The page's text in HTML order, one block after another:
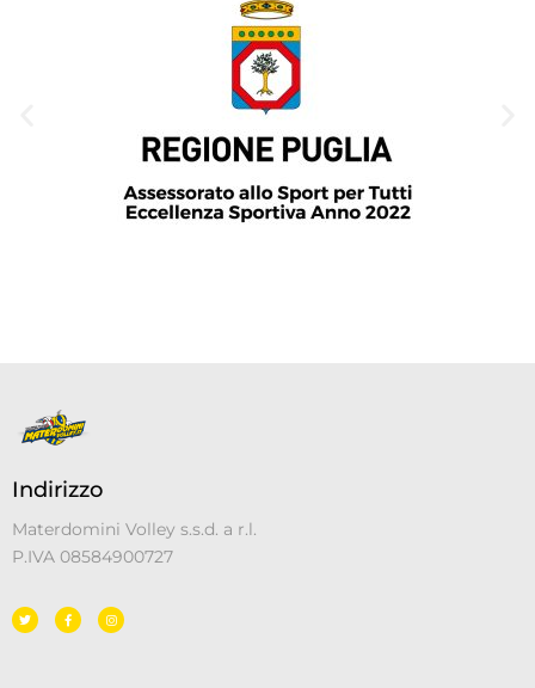
Indirizzo
Materdomini Volley s.s.d. a r.l.
P.IVA 08584900727